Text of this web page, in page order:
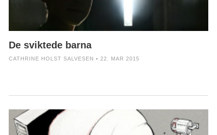
De sviktede barna
CATHRINE HOLST SALVESEN • 22. MAR 2015